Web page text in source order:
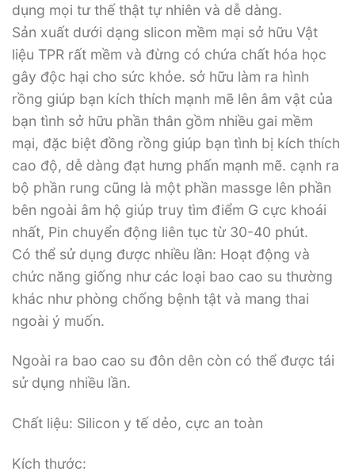
dụng mọi tư thế thật tự nhiên và dễ dàng.
Sản xuất dưới dạng slicon mềm mại sở hữu Vật
liệu TPR rất mềm và đừng có chứa chất hóa học
gây độc hại cho sức khỏe. sở hữu làm ra hình
rồng giúp bạn kích thích mạnh mẽ lên âm vật của
bạn tình sở hữu phần thân gồm nhiều gai mềm
mại, đặc biệt đồng rồng giúp bạn tình bị kích thích
cao độ, dễ dàng đạt hưng phấn mạnh mẽ. cạnh ra
bộ phần rung cũng là một phần massge lên phần
bên ngoài âm hộ giúp truy tìm điểm G cực khoái
nhất, Pin chuyển động liên tục từ 30-40 phút.
Có thể sử dụng được nhiều lần: Hoạt động và
chức năng giống như các loại bao cao su thường
khác như phòng chống bệnh tật và mang thai
ngoài ý muốn.
Ngoài ra bao cao su đôn dên còn có thể được tái
sử dụng nhiều lần.
Chất liệu: Silicon y tế dẻo, cực an toàn
Kích thước: